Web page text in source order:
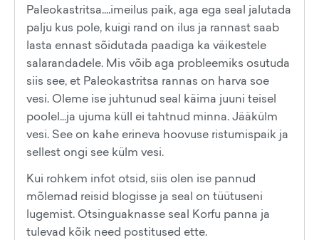
Paleokastritsa....imeilus paik, aga ega seal jalutada
palju kus pole, kuigi rand on ilus ja rannast saab
lasta ennast sõidutada paadiga ka väikestele
salarandadele. Mis võib aga probleemiks osutuda
siis see, et Paleokastritsa rannas on harva soe
vesi. Oleme ise juhtunud seal käima juuni teisel
poolel...ja ujuma küll ei tahtnud minna. Jääkülm
vesi. See on kahe erineva hoovuse ristumispaik ja
sellest ongi see külm vesi.
Kui rohkem infot otsid, siis olen ise pannud
mõlemad reisid blogisse ja seal on tüütuseni
lugemist. Otsinguaknasse seal Korfu panna ja
tulevad kõik need postitused ette.